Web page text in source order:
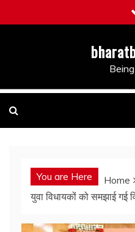
to
You are Here Home
युवा विधायकों को समझाई गई